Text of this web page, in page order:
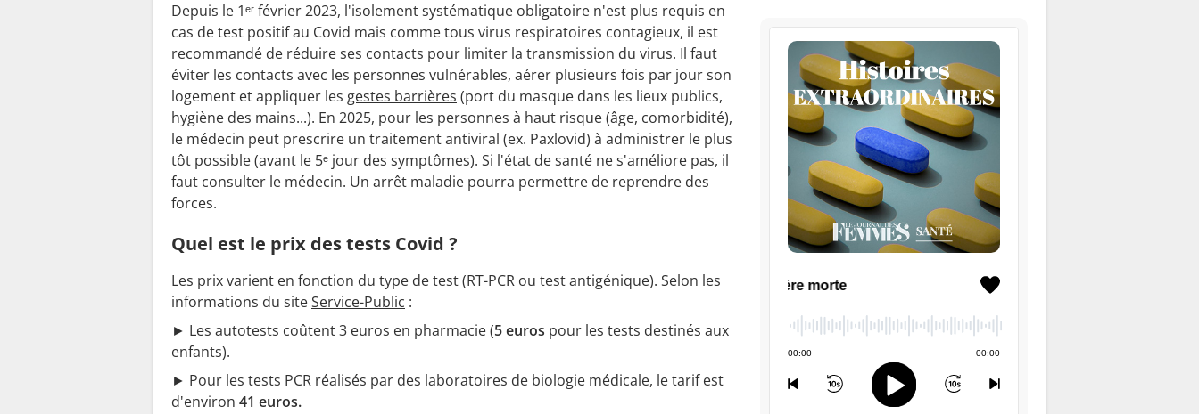
Depuis le 1ᵉʳ février 2023, l'isolement systématique obligatoire n'est plus requis en
cas de test positif au Covid mais comme tous virus respiratoires contagieux, il est
recommandé de réduire ses contacts pour limiter la transmission du virus. Il faut
éviter les contacts avec les personnes vulnérables, aérer plusieurs fois par jour son
logement et appliquer les gestes barrières (port du masque dans les lieux publics,
hygiène des mains...). En 2025, pour les personnes à haut risque (âge, comorbidité),
le médecin peut prescrire un traitement antiviral (ex. Paxlovid) à administrer le plus
tôt possible (avant le 5ᵉ jour des symptômes). Si l'état de santé ne s'améliore pas, il
faut consulter le médecin. Un arrêt maladie pourra permettre de reprendre des
forces.
Quel est le prix des tests Covid ?
Les prix varient en fonction du type de test (RT-PCR ou test antigénique). Selon les
informations du siteService-Public :
► Les autotests coûtent 3 euros en pharmacie (5 euros pour les tests destinés aux
enfants).
► Pour les tests PCR réalisés par des laboratoires de biologie médicale, le tarif est
d'environ 41 euros.